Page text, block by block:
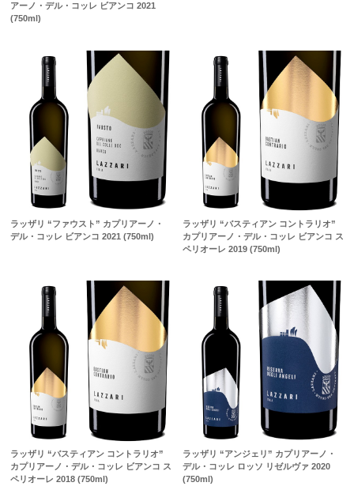
アーノ・デル・コッレ ビアンコ 2021
(750ml)
ラッザリ “ファウスト” カプリアーノ・
デル・コッレ ビアンコ 2021 (750ml)
ラッザリ “バスティアン コントラリオ”
カプリアーノ・デル・コッレ ビアンコ ス
ペリオーレ 2019 (750ml)
ラッザリ “バスティアン コントラリオ”
カプリアーノ・デル・コッレ ビアンコ ス
ペリオーレ 2018 (750ml)
ラッザリ “アンジェリ” カプリアーノ・
デル・コッレ ロッソ リゼルヴァ 2020
(750ml)